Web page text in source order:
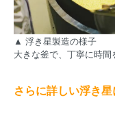
▲ 浮き星製造の様子
大きな釜で、丁寧に時
さらに詳しい浮き